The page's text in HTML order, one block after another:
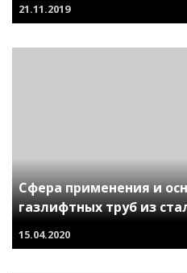
21.11.2019
Сфера применения и
газлифтных труб из
15.04.2020